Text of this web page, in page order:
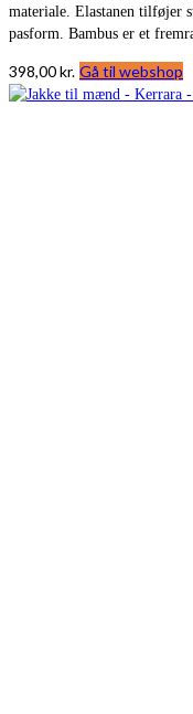
materiale. Elastanen tilføjer
pasform. Bambus er et
398,00kr. Gå til webshop